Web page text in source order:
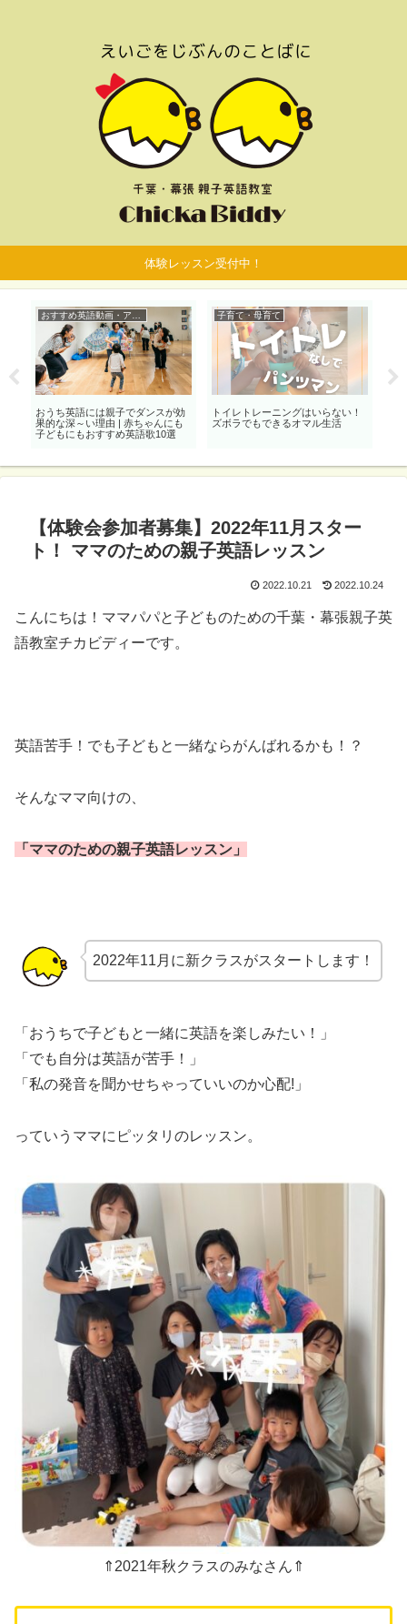
体験レッスン受付中！
おうち英語には親子でダンスが効
果的な深～い理由 | 赤ちゃんにも
子どもにもおすすめ英語歌10選
子育て・母育て
トイレトレーニングはいらない！
ズボラでもできるオマル生活
【体験会参加者募集】2022年11月スター
ト！ ママのための親子英語レッスン
2022.10.21 2022.10.24
こんにちは！ママパパと子どものための千葉・幕張親子英
語教室チカビディーです。
英語苦手！でも子どもと一緒ならがんばれるかも！？
そんなママ向けの、
「ママのための親子英語レッスン」
2022年11月に新クラスがスタートします！
「おうちで子どもと一緒に英語を楽しみたい！」
「でも自分は英語が苦手！」
「私の発音を聞かせちゃっていいのか心配!」
っていうママにピッタリのレッスン。
⇑2021年秋クラスのみなさん⇑